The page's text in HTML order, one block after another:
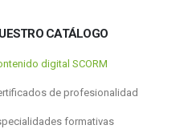
CATÁLOGO
digital SCORM
de profesionalidad
formativas